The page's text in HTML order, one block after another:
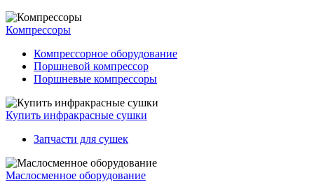
Компрессоры
Компрессорное оборудование
Поршневой компрессор
Поршневые компрессоры
Купить инфракрасные сушки
Запчасти для сушек
Маслосменное оборудование